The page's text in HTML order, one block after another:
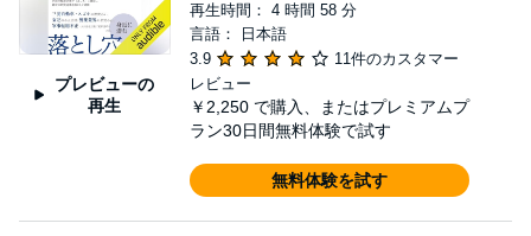
プレビューの
再生
再生時間： 4 時間 58 分
言語： 日本語
3.9
11件のカスタマー
レビュー
￥2,250 で購入、またはプレミアムプ
ラン30日間無料体験で試す
無料体験を試す